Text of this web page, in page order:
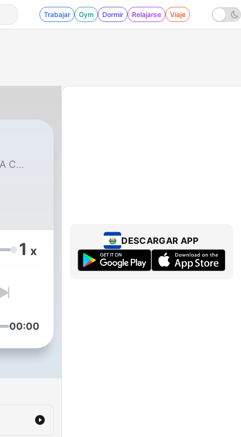
Trabajar Gym Dormir Relajarse Viaje
MELANY MICHEL GARCIA CALZADA
1 x
00:00
DESCARGAR APP